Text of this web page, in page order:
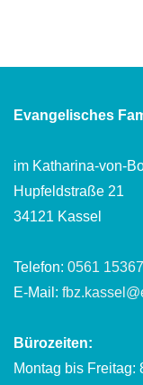
Evangelisches
im Katharina-von-
Hupfeldstraße 21
34121 Kassel
Telefon: 0561 15367
E-Mail:
Bürozeiten:
Montag bis Freitag: